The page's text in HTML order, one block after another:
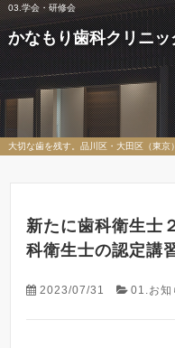
03.学会・研修会
かなもり歯科クリニ
大切な歯を残す。品川区・大田区（東
新たに歯科衛生士
科衛生士の認定講
2023/07/31 01.お知